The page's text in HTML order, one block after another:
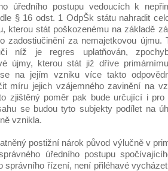
úředního postupu vedoucích k
§ 16 odst. 1 OdpŠk státu nahradit
kterou stát poškozenému na základě
zadostiučinění za nemajetkovou újmu.
níž je regres uplatňován,
újmy, kterou stát již dříve
se na jejím vzniku více takto
míru jejich vzájemného zavinění na
zjištěný poměr pak bude určující i
se budou tyto subjekty podílet na
vznikla.
postižní nárok původ výlučně v
úředního postupu
správního řízení, není přiléhavé